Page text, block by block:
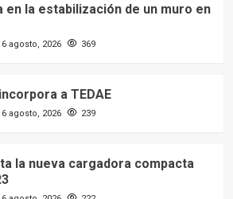
en la estabilización de un muro en
6 agosto, 2026
369
a TEDAE
6 agosto, 2026
239
la nueva cargadora compacta